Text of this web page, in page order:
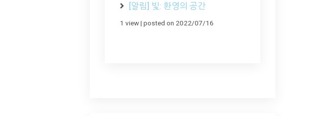
[알림] 빛: 환영의 공간
1 view| posted on 2022/07/16